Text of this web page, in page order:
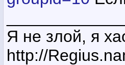
Я не злой, я
http://